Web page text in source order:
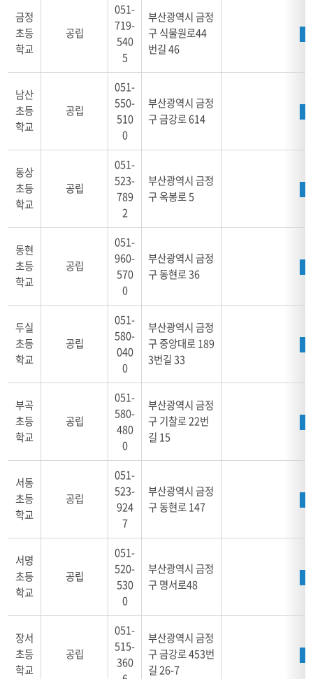
금정
초등
학교
공립
051-
719-
540
5
부산광역시 금정
구 식물원로44
번길 46
남산
초등
학교
공립
051-
550-
510
0
부산광역시 금정
구 금강로 614
동상
초등
학교
공립
051-
523-
789
2
부산광역시 금정
구 옥봉로 5
동현
초등
학교
공립
051-
960-
570
0
부산광역시 금정
구 동현로 36
두실
초등
학교
공립
051-
580-
040
0
부산광역시 금정
구 중앙대로 189
3번길 33
부곡
초등
학교
공립
051-
580-
480
0
부산광역시 금정
구 기찰로 22번
길 15
서동
초등
학교
공립
051-
523-
924
7
부산광역시 금정
구 동현로 147
서명
초등
학교
공립
051-
520-
530
0
부산광역시 금정
구 명서로48
장서
초등
학교
공립
051-
515-
360
부산광역시 금정
구 금강로 453번
길 26-7